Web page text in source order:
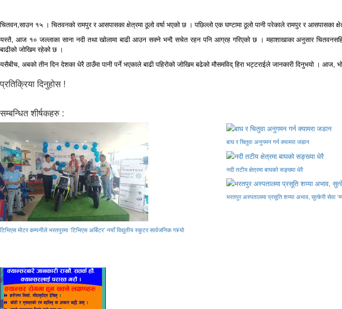
चितवन,साउन १५ । चितवनको रामपुर र आसपासका क्षेत्रमा ठूलो वर्षा भएको छ । पछिल्लो एक घण्टामा ठूलो पानी परेकाले रामपुर र आसपासका
यस्तै, आज १० जल्लाका साना नदी तथा खोलामा बाढी आउन सक्ने भन्दै सचेत रहन पनि आग्रह गरिएको छ । महाशाखाका अनुसार
बाढीको जोखिम रहेको छ ।
यसैबीच, अबको तीन दिन देशका धेरै ठाउँमा पानी पर्ने भएकाले बाढी पहिरोको जोखिम बढेको मौसमविद् हिरा भट्टराईले जानकारी दिनुभयो । आज,
प्रतिक्रिया दिनुहोस !
सम्बन्धित शीर्षकहरु :
टिभिएस मोटर कम्पनीले भरतपुरमा ‘टिभिएस अर्बिटर’ नयाँ विद्युतीय स्कुटर सार्वजनिक ग¥यो
बाघ र चितुवा अनुगमन गर्न क्यामरा जडान
नदी तटीय क्षेत्रमा बाघको सङ्ख्या धेरै
भरतपुर अस्पतालमा प्रसूति शय्या अभाव, सुत्केरी सेवा